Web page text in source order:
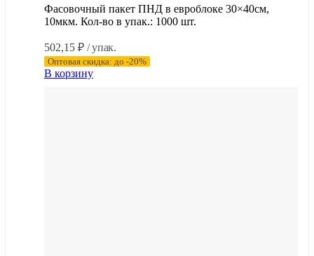
Фасовочный пакет ПНД в евроблоке 30×40см,
10мкм. Кол-во в упак.: 1000 шт.
502,15 ₽ / упак.
Оптовая скидка: до -20%
В корзину